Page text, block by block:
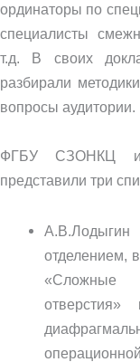
ординаторы по
специалисты
т.д. В своих
разбирали
вопросы аудитории.
ФГБУ СЗОНКЦ
представили три
отделением,
«Сложные